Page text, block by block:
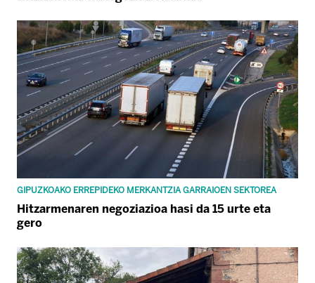
GIPUZKOAKO ERREPIDEKO MERKANTZIA GARRAIOEN SEKTOREA
Hitzarmenaren negoziazioa hasi da 15 urte eta
gero